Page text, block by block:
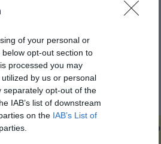
of your personal or
opt-out section to
processed you may
by us or personal
separately opt-out of the
IAB’s list of downstream
on the IAB’s List of
járó Oscar-díjat?